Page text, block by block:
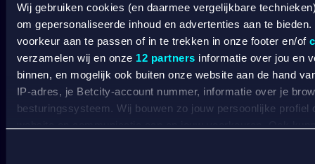
Wij gebruiken cookies (en daarmee vergelijkbare
om gepersonaliseerde inhoud en advertenties aan te
voorkeur aan te passen of in te trekken in onze footer en/of
verzamelen wij en onze 12 partners informatie over jou en
binnen, en mogelijk ook buiten onze website aan de hand
IP-adres, je Betcity-account nummer, informatie over je
besturingssysteem. Wij bouwen zo jouw persoonlijke profiel